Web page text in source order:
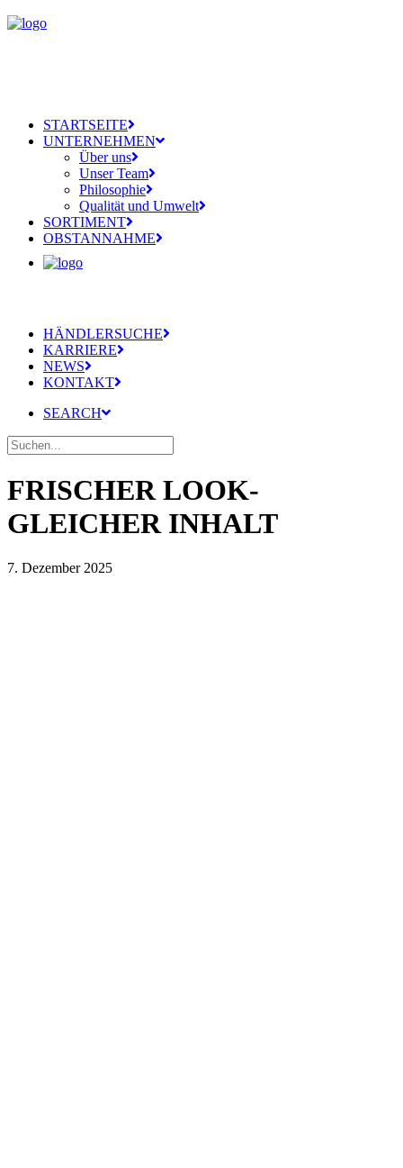
STARTSEITE
UNTERNEHMEN
Über uns
Unser Team
Philosophie
Qualität und Umwelt
SORTIMENT
OBSTANNAHME
HÄNDLERSUCHE
KARRIERE
NEWS
KONTAKT
SEARCH
FRISCHER LOOK-
GLEICHER INHALT
7. Dezember 2025